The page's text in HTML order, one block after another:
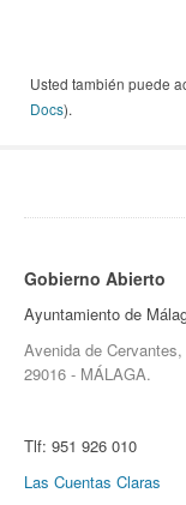
Usted también puede
Docs).
Gobierno Abierto
Ayuntamiento de
Avenida de
29016 - MÁLAGA.
Tlf: 951 926 010
Las Cuentas Claras